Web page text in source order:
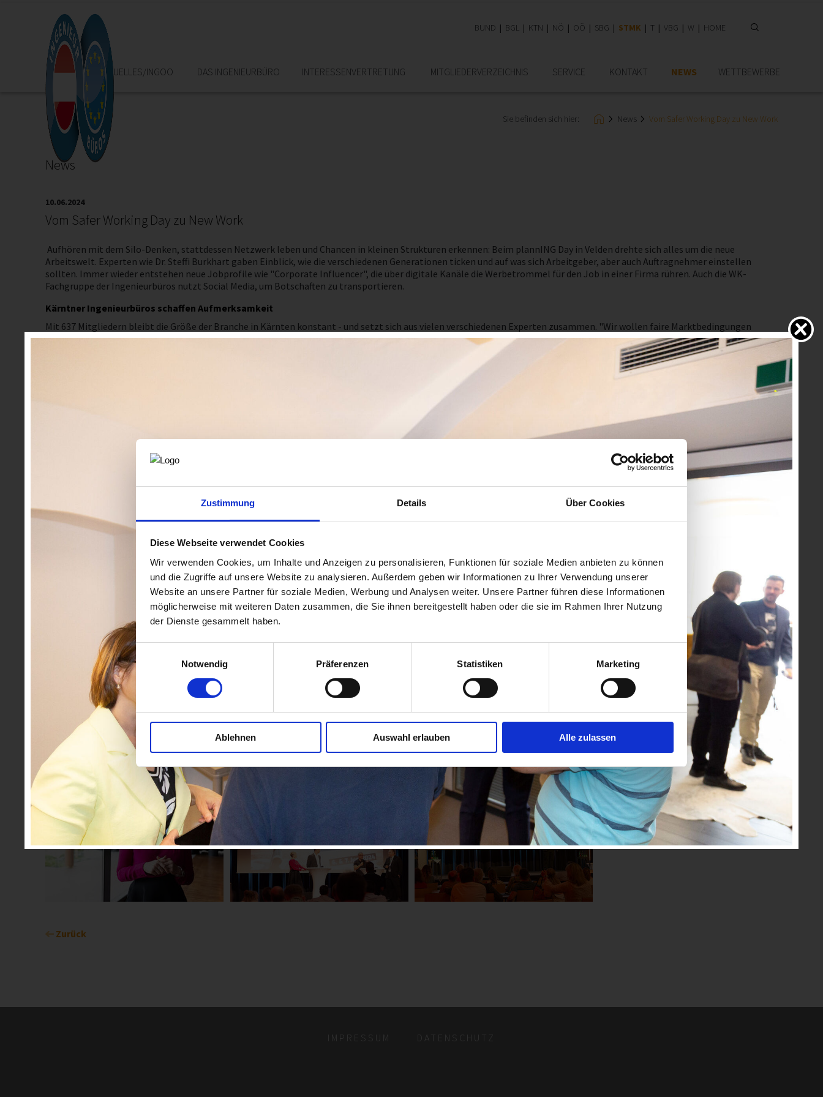
Zustimmung Details Über Cookies
Diese Webseite verwendet Cookies
Wir verwenden Cookies, um Inhalte und Anzeigen zu personalisieren, Funktionen für soziale Medien anbieten zu können
und die Zugriffe auf unsere Website zu analysieren. Außerdem geben wir Informationen zu Ihrer Verwendung unserer
Website an unsere Partner für soziale Medien, Werbung und Analysen weiter. Unsere Partner führen diese Informationen
möglicherweise mit weiteren Daten zusammen, die Sie ihnen bereitgestellt haben oder die sie im Rahmen Ihrer Nutzung
der Dienste gesammelt haben.
Einwilligungsauswahl
Notwendig
Präferenzen Statistiken Marketing
Ablehnen Auswahl erlauben Alle zulassen
BUND BGL KTN NÖ OÖ SBG STMK T VBG W HOME
HOME AKTUELLES/INGOO DAS INGENIEURBÜRO INTERESSEN­VERTRETUNG MITGLIEDER­VERZEICHNIS SERVICE KONTAKT NEWS WETTBEWERBE
Sie befinden sich hier: News Vom Safer Working Day zu New Work
News
10.06.2024
Vom Safer Working Day zu New Work
Aufhören mit dem Silo-Denken, stattdessen Netzwerk leben und Chancen in kleinen Strukturen erkennen: Beim plannING Day in Velden drehte sich alles um die neue
Arbeitswelt. Experten wie Dr. Steffi Burkhart gaben Einblick, wie die verschiedenen Generationen ticken und auf was sich Arbeitgeber, aber auch Auftragnehmer einstellen
sollten. Immer wieder entstehen neue Jobprofile wie "Corporate Influencer", die über digitale Kanäle die Werbetrommel für den Job in einer Firma rühren. Auch die WK-
Fachgruppe der Ingenieurbüros nutzt Social Media, um Botschaften zu transportieren.
Kärntner Ingenieurbüros schaffen Aufmerksamkeit
Mit 637 Mitgliedern bleibt die Größe der Branche in Kärnten konstant - und setzt sich aus vielen verschiedenen Experten zusammen. "Wir wollen faire Marktbedingungen
schaffen, die für alle gleich sind und ein hohes Niveau an Technik sowie Qualität bieten", sagt WK-Fachgruppenobmann Hannes Schwinger. Er zog bei der Fachgruppentagung
vor dem plannING Bilanz über sein erstes Jahr in der Funktion des Obmanns. Der erste Safer Working Day war ein voller Erfolg und rückte das Thema Sicherheit am
Arbeitsplatz in den öffentlichen Fokus. "Es war die größte Veranstaltung, die wir als Kärntner Ingenieurbüros auf die Beine gestellt haben", berichtet Schwinger stolz. Aber
auch Aus- und Weiterbildungen wurden angeboten sowie das Normenpaket und Versicherung für die Mitglieder umgesetzt. Ein Highlight war außerdem der WalkING Day, der
In Zukunft will die Fachgruppe den Fokus verstärkt auf Digitalisierung und Nachhaltigkeit legen. Zusätzlich soll durch die geplante Förderaktion im Bereich Sicherheit, in Form
eines Betriebschecks, einiges in Bewegung kommen. Die Planungen dafür laufen auf Hochtouren. Im späten Herbst gibt es die Details dazu. Nach einem Finanzbericht von WK-
Fachgruppengeschäftsführerin Ingrid Parzer ging es gemeinsam zum Netzwerken beim plannING.
Zurück
IMPRESSUM DATENSCHUTZ